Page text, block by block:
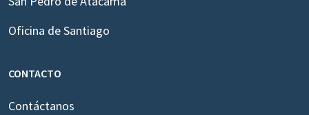
Oficina de Santiago
CONTACTO
Contáctanos